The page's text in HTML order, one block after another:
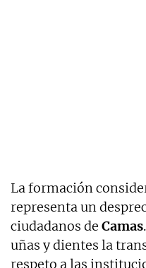
La formación
representa un
ciudadanos de Camas
uñas y dientes la
respeto a las